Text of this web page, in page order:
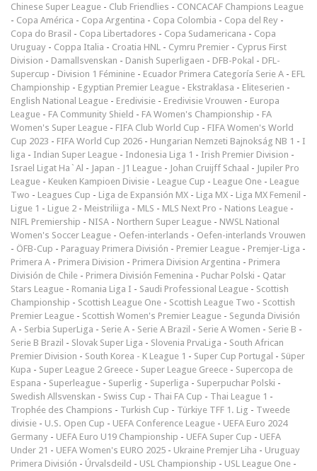
Chinese Super League - Club Friendlies - CONCACAF Champions League
- Copa América - Copa Argentina - Copa Colombia - Copa del Rey -
Copa do Brasil - Copa Libertadores - Copa Sudamericana - Copa
Uruguay - Coppa Italia - Croatia HNL - Cymru Premier - Cyprus First
Division - Damallsvenskan - Danish Superligaen - DFB-Pokal - DFL-
Supercup - Division 1 Féminine - Ecuador Primera Categoría Serie A - EFL
Championship - Egyptian Premier League - Ekstraklasa - Eliteserien -
English National League - Eredivisie - Eredivisie Vrouwen - Europa
League - FA Community Shield - FA Women's Championship - FA
Women's Super League - FIFA Club World Cup - FIFA Women's World
Cup 2023 - FIFA World Cup 2026 - Hungarian Nemzeti Bajnokság NB 1 - I
liga - Indian Super League - Indonesia Liga 1 - Irish Premier Division -
Israel Ligat Ha`Al - Japan - J1 League - Johan Cruijff Schaal - Jupiler Pro
League - Keuken Kampioen Divisie - League Cup - League One - League
Two - Leagues Cup - Liga de Expansión MX - Liga MX - Liga MX Femenil -
Ligue 1 - Ligue 2 - Meistriliiga - MLS - MLS Next Pro - Nations League -
NIFL Premiership - NISA - Northern Super League - NWSL National
Women's Soccer League - Oefen-interlands - Oefen-interlands Vrouwen
- ÖFB-Cup - Paraguay Primera División - Premier League - Premjer-Liga -
Primera A - Primera Division - Primera Division Argentina - Primera
División de Chile - Primera División Femenina - Puchar Polski - Qatar
Stars League - Romania Liga I - Saudi Professional League - Scottish
Championship - Scottish League One - Scottish League Two - Scottish
Premier League - Scottish Women's Premier League - Segunda División
A - Serbia SuperLiga - Serie A - Serie A Brazil - Serie A Women - Serie B -
Serie B Brazil - Slovak Super Liga - Slovenia PrvaLiga - South African
Premier Division - South Korea - K League 1 - Super Cup Portugal - Süper
Kupa - Super League 2 Greece - Super League Greece - Supercopa de
Espana - Superleague - Superlig - Superliga - Superpuchar Polski -
Swedish Allsvenskan - Swiss Cup - Thai FA Cup - Thai League 1 -
Trophée des Champions - Turkish Cup - Türkiye TFF 1. Lig - Tweede
divisie - U.S. Open Cup - UEFA Conference League - UEFA Euro 2024
Germany - UEFA Euro U19 Championship - UEFA Super Cup - UEFA
Under 21 - UEFA Women's EURO 2025 - Ukraine Premjer Liha - Uruguay
Primera División - Úrvalsdeild - USL Championship - USL League One -